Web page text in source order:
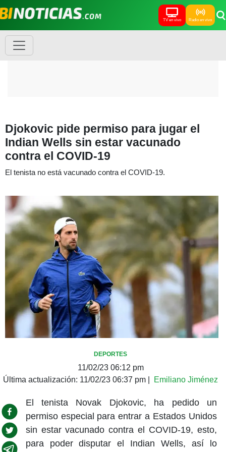
TV en vivo Radio en vivo
Djokovic pide permiso para jugar el
Indian Wells sin estar vacunado
contra el COVID-19
El tenista no está vacunado contra el COVID-19.
DEPORTES
11/02/23 06:12 pm
Última actualización: 11/02/23 06:37 pm Emiliano Jiménez
El tenista Novak Djokovic, ha pedido un
permiso especial para entrar a Estados Unidos
sin estar vacunado contra el COVID-19, esto,
para poder disputar el Indian Wells, así lo